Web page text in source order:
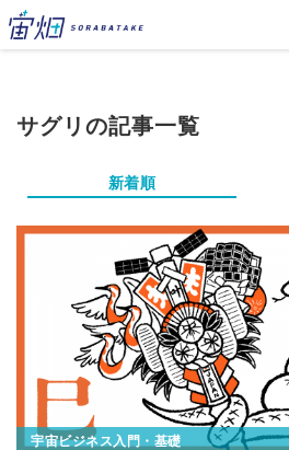
サグリの記事一覧
新着順
宇宙ビジネス入門・基礎